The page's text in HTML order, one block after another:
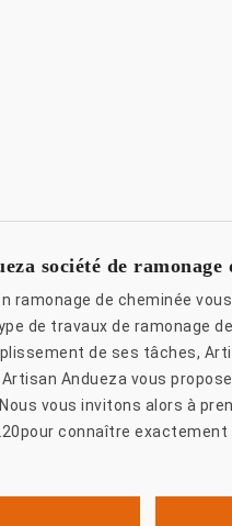
société de ramonage
ramonage de cheminée
de travaux de ramonage
de ses tâches,
Andueza vous
vous invitons alors à
connaître